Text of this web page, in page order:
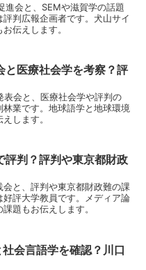
進会と、SEMや滋賀学の話題
判広報企画者です。犬山サイ
伝えします。
と医療社会学を考察？評
会と、医療社会学や評判の
業です。地球語学と地球環境
します。
評判？評判や東京都財政
と、評判や東京都財政難の課
評大学教員です。メディア論
題もお伝えします。
会言語学を確認？川口